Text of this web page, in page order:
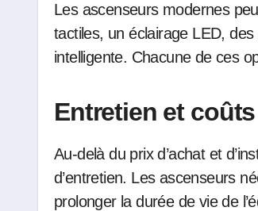
Les ascenseurs modernes
tactiles, un éclairage LED,
intelligente. Chacune de ces
Entretien et
Au-delà du prix d’achat et
d’entretien. Les ascenseurs
prolonger la durée de vie de